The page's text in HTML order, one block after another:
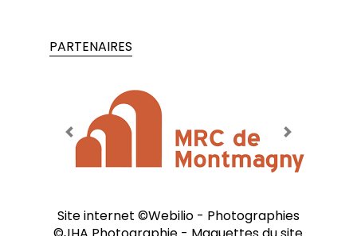
PARTENAIRES
Previous Next
Site internet ©Webilio- Photographies